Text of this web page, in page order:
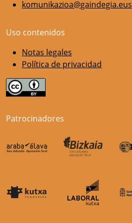
komunikazioa@gaindegia.eus
Uso contenidos
Notas legales
Política de privacidad
Patrocinadores